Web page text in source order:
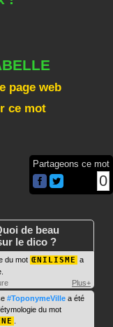
page web
ce mot
Partageons ce mot
0
de beau
le dico ?
du mot ŒNILISME a
Plus+
#ToponymeVille a été
du mot